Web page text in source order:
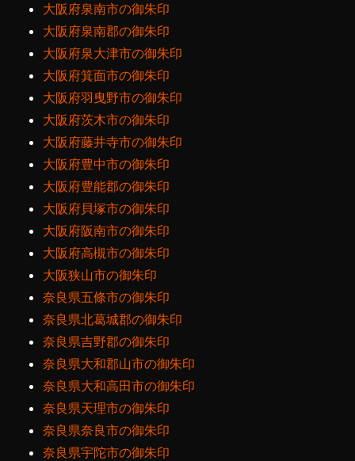
大阪府泉南市の御朱印
大阪府泉南郡の御朱印
大阪府泉大津市の御朱印
大阪府箕面市の御朱印
大阪府羽曳野市の御朱印
大阪府茨木市の御朱印
大阪府藤井寺市の御朱印
大阪府豊中市の御朱印
大阪府豊能郡の御朱印
大阪府貝塚市の御朱印
大阪府阪南市の御朱印
大阪府高槻市の御朱印
大阪狭山市の御朱印
奈良県五條市の御朱印
奈良県北葛城郡の御朱印
奈良県吉野郡の御朱印
奈良県大和郡山市の御朱印
奈良県大和高田市の御朱印
奈良県天理市の御朱印
奈良県奈良市の御朱印
奈良県宇陀市の御朱印